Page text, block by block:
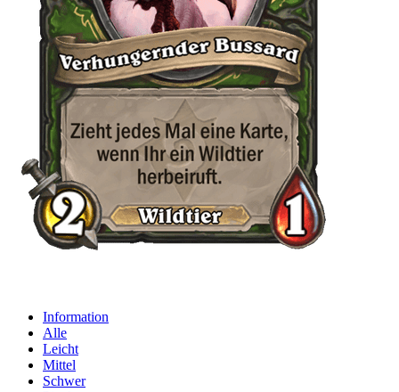
Information
Alle
Leicht
Mittel
Schwer